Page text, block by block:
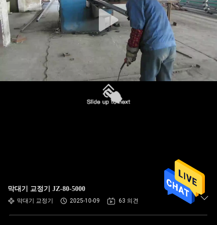
막대기 교정기 JZ-80-5000
막대기 교정기 2025-10-09 63 의견